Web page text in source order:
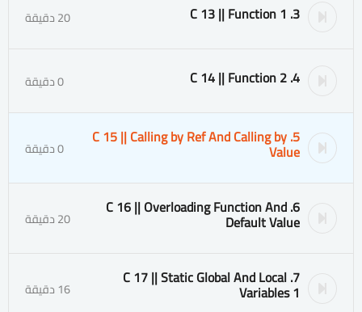
3. C 13 || Function 1 20 دقيقة
4. C 14 || Function 2 0 دقيقة
5. C 15 || Calling by Ref And Calling by
Value 0 دقيقة
6. C 16 || Overloading Function And
Default Value 20 دقيقة
7. C 17 || Static Global And Local
Variables 1 16 دقيقة